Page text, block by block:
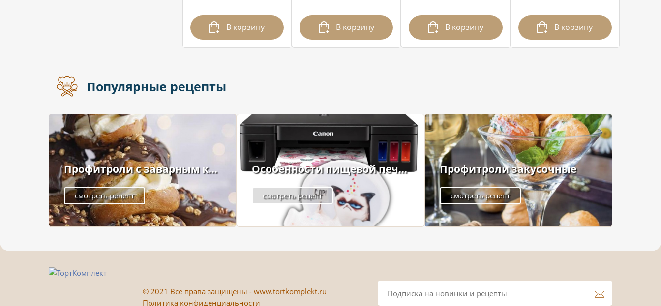
В корзину В корзину В корзину В корзину
Популярные рецепты
Профитроли с заварным к...
смотреть рецепт
Особенности пищевой печ...
смотреть рецепт
Профитроли закусочные
смотреть рецепт
© 2021 Все права защищены - www.tortkomplekt.ru
Политика конфиденциальности